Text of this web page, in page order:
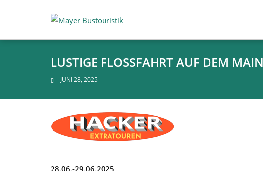
LUSTIGE FLOSSFAHRT AUF DEM MAIN
JUNI 28, 2025
28.06.-29.06.2025